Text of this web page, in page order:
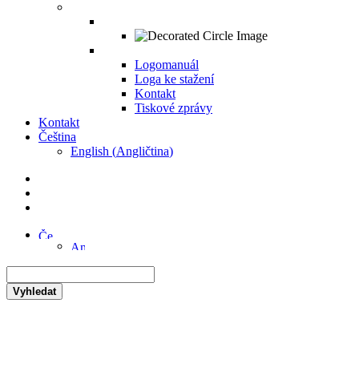
Logomanuál
Loga ke stažení
Kontakt
Tiskové zprávy
Kontakt
Čeština
English (Angličtina)
Vyhledat